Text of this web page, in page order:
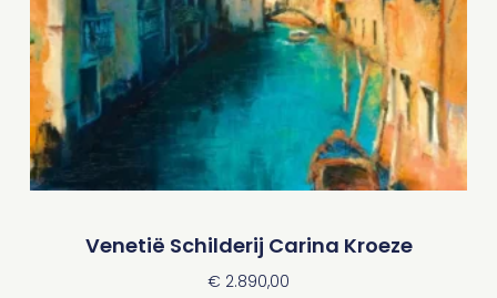
Venetië Schilderij Carina Kroeze
€ 2.890,00